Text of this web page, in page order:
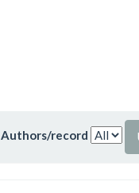
Authors/record